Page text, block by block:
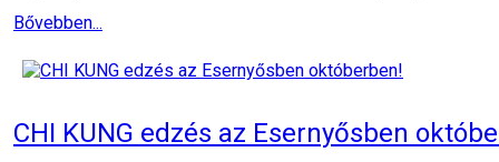
Bővebben...
CHI KUNG edzés az Esernyősben